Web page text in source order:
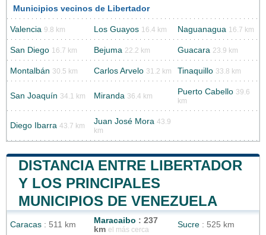
Municipios vecinos de Libertador
Valencia 9.8 km Los Guayos 16.4 km Naguanagua 16.7 km
San Diego 16.7 km Bejuma 22.2 km Guacara 23.9 km
Montalbán 30.5 km Carlos Arvelo 31.2 km Tinaquillo 33.8 km
San Joaquín 34.1 km Miranda 36.4 km Puerto Cabello 39.6
km
Diego Ibarra 43.7 km Juan José Mora 43.9
km
DISTANCIA ENTRE LIBERTADOR
Y LOS PRINCIPALES
MUNICIPIOS DE VENEZUELA
Caracas : 511 km Maracaibo : 237
km el más cerca
Sucre : 525 km